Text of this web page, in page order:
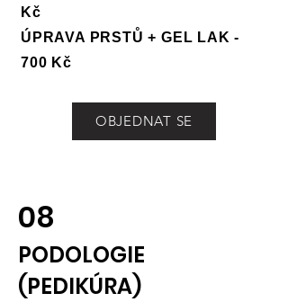
Kč
ÚPRAVA PRSTŮ + GEL LAK -
700 Kč
OBJEDNAT SE
08
PODOLOGIE
(PEDIKÚRA)